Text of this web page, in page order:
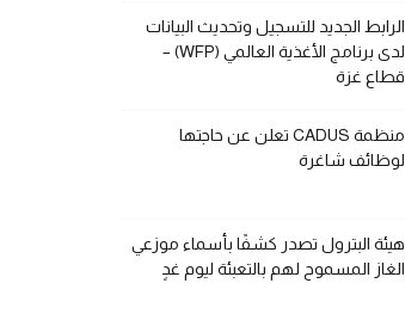
الرابط الجديد للتسجيل وتحديث البيانات
لدى برنامج الأغذية العالمي (WFP) –
قطاع غزة
منظمة CADUS تعلن عن حاجتها
لوظائف شاغرة
هيئة البترول تصدر كشفًا بأسماء موزعي
الغاز المسموح لهم بالتعبئة ليوم غدٍ